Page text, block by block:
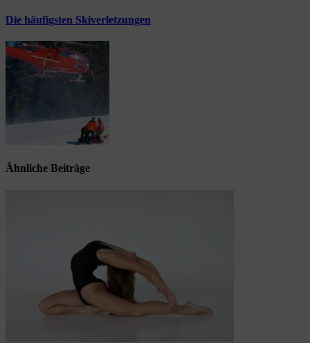
Die häufigsten Skiverletzungen
Ähnliche Beiträge